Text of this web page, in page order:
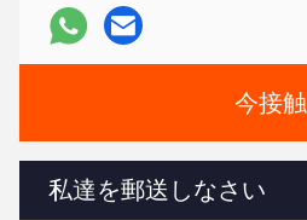
今接触
私達を郵送しなさい